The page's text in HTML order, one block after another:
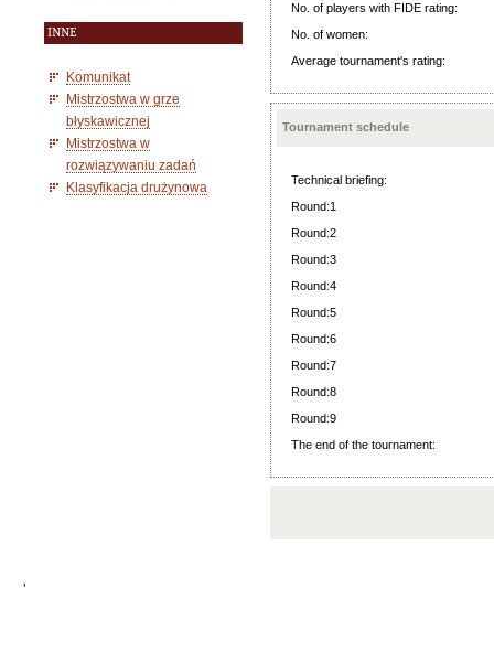
INNE
Komunikat
Mistrzostwa w grze
błyskawicznej
Mistrzostwa w
rozwiązywaniu zadań
Klasyfikacja drużynowa
No. of players with FIDE rating:
No. of women:
Average tournament's rating:
Tournament schedule
Technical briefing:
Round:1
Round:2
Round:3
Round:4
Round:5
Round:6
Round:7
Round:8
Round:9
The end of the tournament:
'